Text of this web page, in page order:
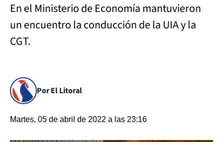
En el Ministerio de Economía mantuvieron
un encuentro la conducción de la UIA y la
CGT.
Por El Litoral
Martes, 05 de abril de 2022 a las 23:16